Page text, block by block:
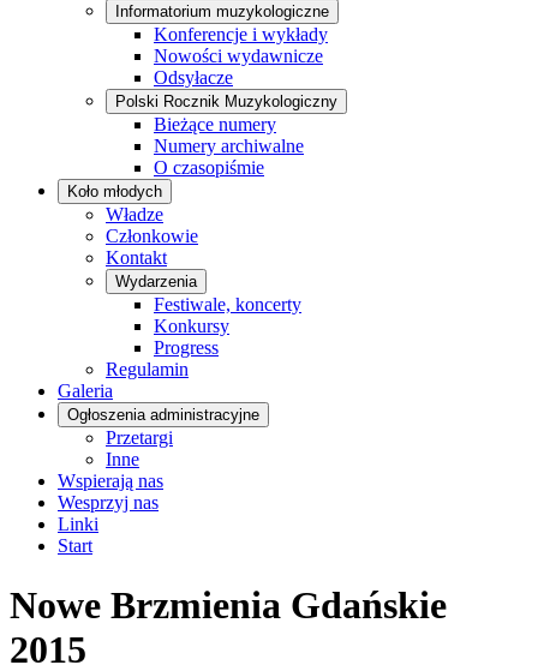
Informatorium muzykologiczne
Konferencje i wykłady
Nowości wydawnicze
Odsyłacze
Polski Rocznik Muzykologiczny
Bieżące numery
Numery archiwalne
O czasopiśmie
Koło młodych
Władze
Członkowie
Kontakt
Wydarzenia
Festiwale, koncerty
Konkursy
Progress
Regulamin
Galeria
Ogłoszenia administracyjne
Przetargi
Inne
Wspierają nas
Wesprzyj nas
Linki
Start
Nowe Brzmienia Gdańskie
2015